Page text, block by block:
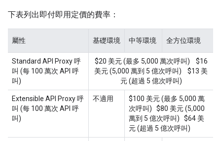
下表列出即付即用定價的費率：
屬性 基礎環境 中等環境 全方位環境
Standard API Proxy 呼
叫 (每 100 萬次 API 呼
叫)
$20 美元 (最多 5,000 萬次呼叫) $16
美元 (5,000 萬到 5 億次呼叫) $13 美
元 (超過 5 億次呼叫)
Extensible API Proxy 呼
叫 (每 100 萬次 API 呼
叫)
不適用
$100 美元 (最多 5,000 萬
次呼叫) $80 美元 (5,000
萬到 5 億次呼叫) $64 美
元 (超過 5 億次呼叫)